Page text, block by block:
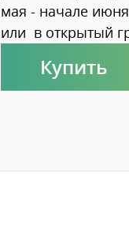
мая - начале
или в открытый
Купить